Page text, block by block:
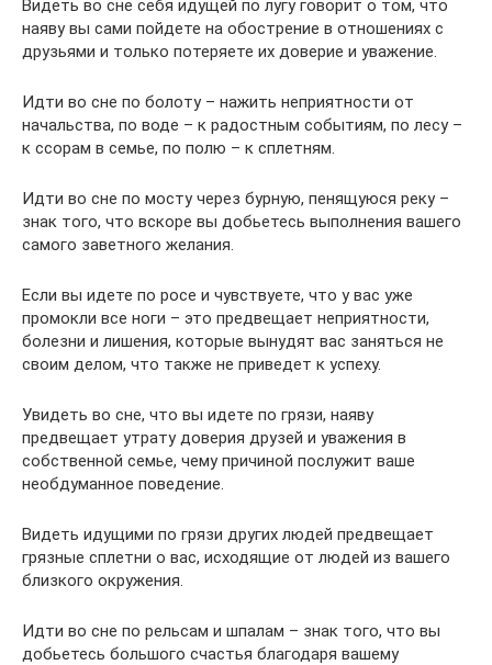
Видеть во сне себя идущей по лугу говорит о том, что
наяву вы сами пойдете на обострение в отношениях с
друзьями и только потеряете их доверие и уважение.
Идти во сне по болоту – нажить неприятности от
начальства, по воде – к радостным событиям, по лесу –
к ссорам в семье, по полю – к сплетням.
Идти во сне по мосту через бурную, пенящуюся реку –
знак того, что вскоре вы добьетесь выполнения вашего
самого заветного желания.
Если вы идете по росе и чувствуете, что у вас уже
промокли все ноги – это предвещает неприятности,
болезни и лишения, которые вынудят вас заняться не
своим делом, что также не приведет к успеху.
Увидеть во сне, что вы идете по грязи, наяву
предвещает утрату доверия друзей и уважения в
собственной семье, чему причиной послужит ваше
необдуманное поведение.
Видеть идущими по грязи других людей предвещает
грязные сплетни о вас, исходящие от людей из вашего
близкого окружения.
Идти во сне по рельсам и шпалам – знак того, что вы
добьетесь большого счастья благодаря вашему